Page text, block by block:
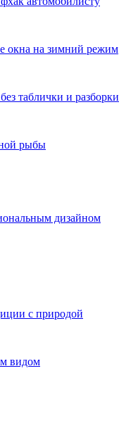
окна на зимний режим
таблички и разборки
рыбы
дизайном
с природой
видом